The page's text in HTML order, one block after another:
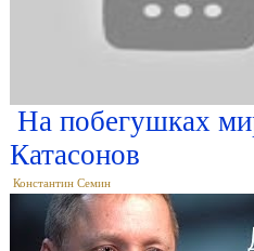
На побегушках
Катасонов
Константин Семин